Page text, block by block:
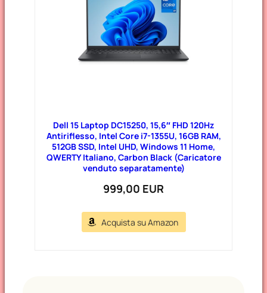
Dell 15 Laptop DC15250, 15,6″ FHD 120Hz
Antiriflesso, Intel Core i7-1355U, 16GB RAM,
512GB SSD, Intel UHD, Windows 11 Home,
QWERTY Italiano, Carbon Black (Caricatore
venduto separatamente)
999,00 EUR
Acquista su Amazon